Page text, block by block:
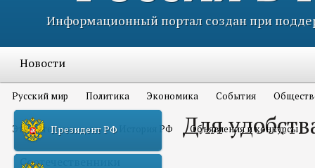
Информационный портал создан при
Новости
Русский мир Политика Экономика События
Это интересно всем История РФ Объявления и конкурсы
Соотечественники
Президент РФ Для